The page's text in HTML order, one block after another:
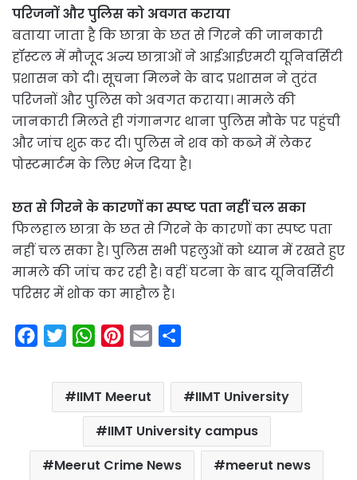
परिजनों और पुलिस को अवगत कराया
बताया जाता है कि छात्रा के छत से गिरने की जानकारी
हॉस्टल में मौजूद अन्य छात्राओं ने आईआईएमटी यूनिवर्सिटी
प्रशासन को दी। सूचना मिलने के बाद प्रशासन ने तुरंत
परिजनों और पुलिस को अवगत कराया। मामले की
जानकारी मिलते ही गंगानगर थाना पुलिस मौके पर पहुंची
और जांच शुरू कर दी। पुलिस ने शव को कब्जे में लेकर
पोस्टमार्टम के लिए भेज दिया है।
छत से गिरने के कारणों का स्पष्ट पता नहीं चल सका
फिलहाल छात्रा के छत से गिरने के कारणों का स्पष्ट पता
नहीं चल सका है। पुलिस सभी पहलुओं को ध्यान में रखते हुए
मामले की जांच कर रही है। वहीं घटना के बाद यूनिवर्सिटी
परिसर में शोक का माहौल है।
o
o
i
t
e
r
W
a
t
s
A
p
n
t
e
r
e
a
l
a
r
e
IIMT Meerut
IIMT University
IIMT University campus
Meerut Crime News
meerut news